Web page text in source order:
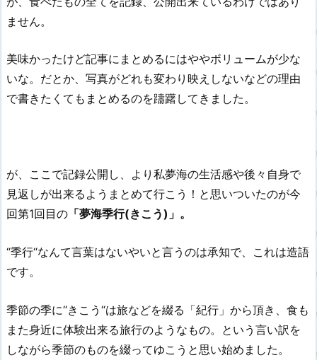
ません。
美味かったけど記事にまとめるにはややボリュームが少な
いな。だとか、写真がどれも変わり映えしないなどの理由
で書きたくてもまとめるのを躊躇してきました。
が、ここで記録公開し、より私夢海の生活感や後々自身で
見返しが出来るようまとめて行こう！と思いついたのが今
回第1回目の 「夢海季行(きこう)」。
“季行“なんて言葉はないやいと言うのは承知で、これは造語
です。
季節の季に“きこう“は旅などを綴る「紀行」から頂き、食も
また身近に体験出来る旅行のようなもの。という言い訳を
しながら季節のものを綴ってゆこうと思い始めました。